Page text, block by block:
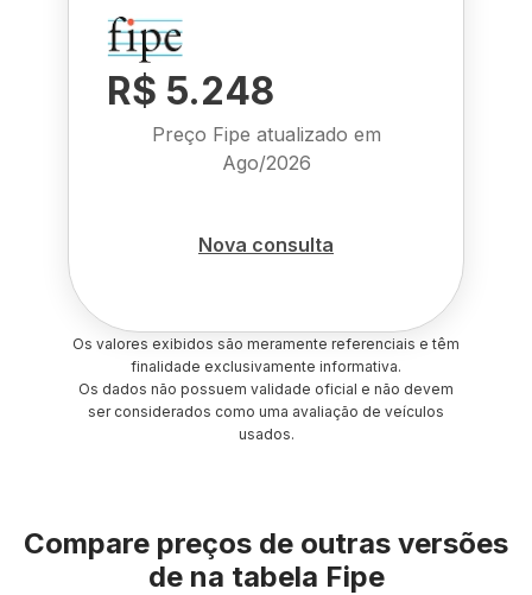
R$ 5.248
Preço Fipe atualizado em
Ago/2026
Nova consulta
Os valores exibidos são meramente referenciais e têm
finalidade exclusivamente informativa.
Os dados não possuem validade oficial e não devem
ser considerados como uma avaliação de veículos
usados.
Compare preços de outras versões
de na tabela Fipe